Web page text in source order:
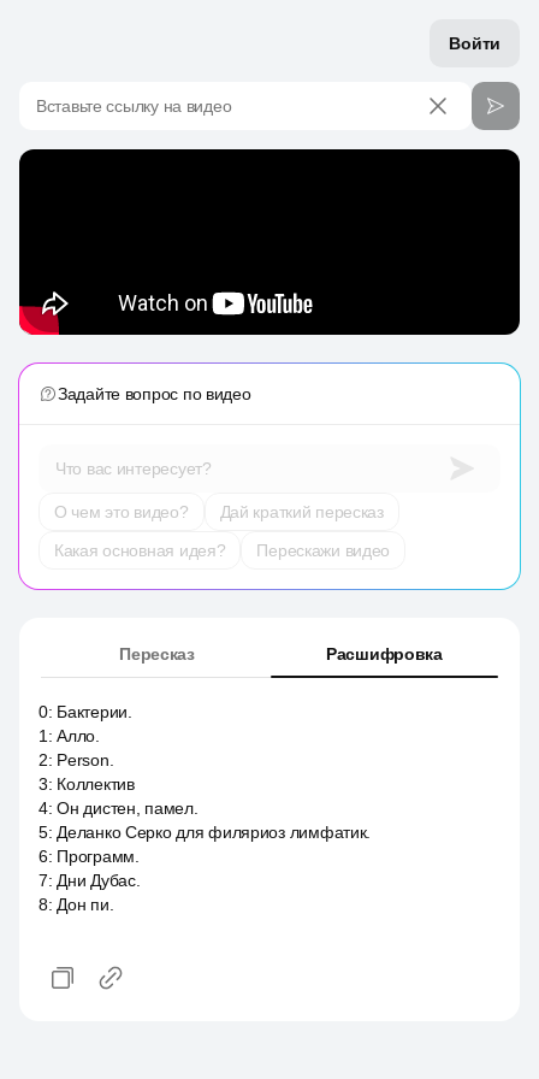
Войти
Вставьте ссылку на видео
Задайте вопрос по видео
Что вас интересует?
О чем это видео?
Дай краткий пересказ
Какая основная идея?
Перескажи видео
Пересказ Расшифровка
0: Бактерии.
1 :Алло.
2: Person.
3: Коллектив
4:Он дистен, памел.
5: Деланко Серко для филяриоз лимфатик.
6: Программ.
7: Дни Дубас.
8: Дон пи.